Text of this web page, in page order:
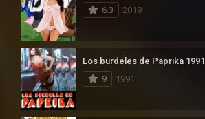
6.3
2019
Los burdeles de Paprika 1991
9
1991